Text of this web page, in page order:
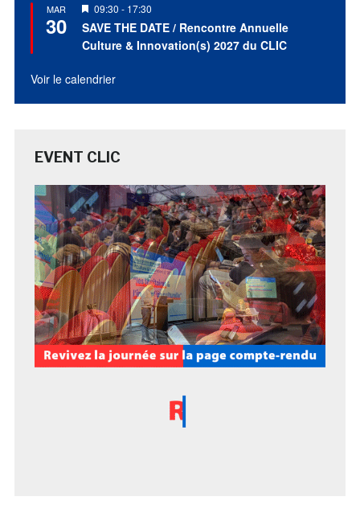
MAR
30
Mis
en
avant
09:30 - 17:30
SAVE THE DATE / Rencontre Annuelle
Culture & Innovation(s) 2027 du CLIC
Voir le calendrier
EVENT CLIC